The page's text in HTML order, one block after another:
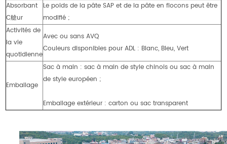
Absorbant
C艙ur
Le poids de la pâte SAP et de la pâte en flocons peut être
modifié ;
Activités de
la vie
quotidienne
Avec ou sans AVQ
Couleurs disponibles pour ADL : Blanc, Bleu, Vert
Emballage
Sac à main : sac à main de style chinois ou sac à main
de style européen ;
Emballage extérieur : carton ou sac transparent